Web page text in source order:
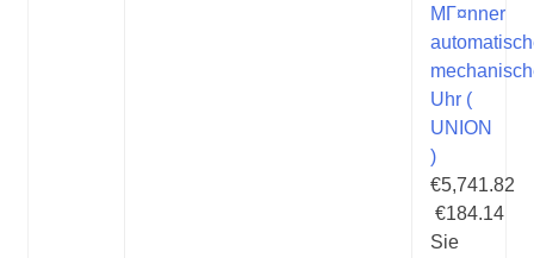
MГ¤nner
Uhr (
UNION
)
€5,741.82
€184.14
Sie